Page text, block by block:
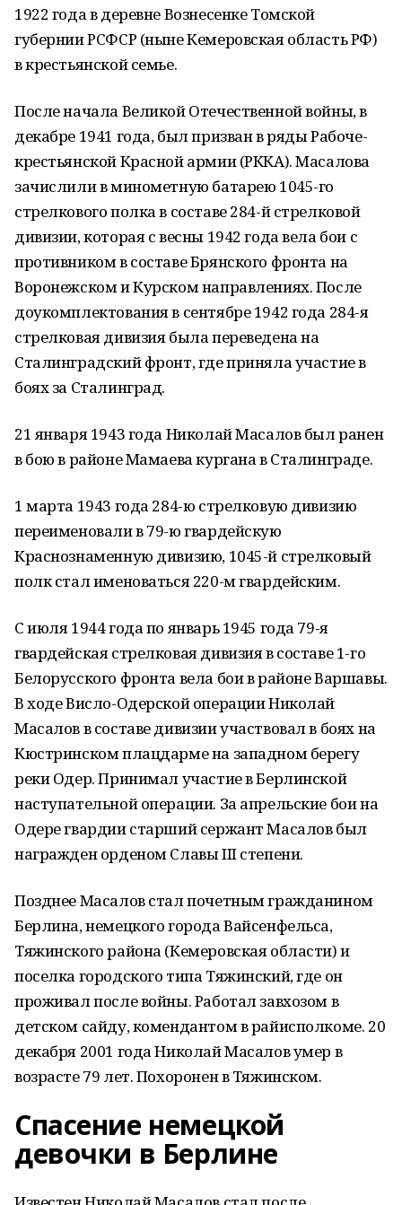
1922 года в деревне Вознесенке Томской
губернии РСФСР (ныне Кемеровская область РФ)
в крестьянской семье.
После начала Великой Отечественной войны, в
декабре 1941 года, был призван в ряды Рабоче-
крестьянской Красной армии (РККА). Масалова
зачислили в минометную батарею 1045-го
стрелкового полка в составе 284-й стрелковой
дивизии, которая с весны 1942 года вела бои с
противником в составе Брянского фронта на
Воронежском и Курском направлениях. После
доукомплектования в сентябре 1942 года 284-я
стрелковая дивизия была переведена на
Сталинградский фронт, где приняла участие в
боях за Сталинград.
21 января 1943 года Николай Масалов был ранен
в бою в районе Мамаева кургана в Сталинграде.
1 марта 1943 года 284-ю стрелковую дивизию
переименовали в 79-ю гвардейскую
Краснознаменную дивизию, 1045-й стрелковый
полк стал именоваться 220-м гвардейским.
С июля 1944 года по январь 1945 года 79-я
гвардейская стрелковая дивизия в составе 1-го
Белорусского фронта вела бои в районе Варшавы.
В ходе Висло-Одерской операции Николай
Масалов в составе дивизии участвовал в боях на
Кюстринском плацдарме на западном берегу
реки Одер. Принимал участие в Берлинской
наступательной операции. За апрельские бои на
Одере гвардии старший сержант Масалов был
награжден орденом Славы III степени.
Позднее Масалов стал почетным гражданином
Берлина, немецкого города Вайсенфельса,
Тяжинского района (Кемеровская области) и
поселка городского типа Тяжинский, где он
проживал после войны. Работал завхозом в
детском сайду, комендантом в райисполкоме. 20
декабря 2001 года Николай Масалов умер в
возрасте 79 лет. Похоронен в Тяжинском.
Спасение немецкой
девочки в Берлине